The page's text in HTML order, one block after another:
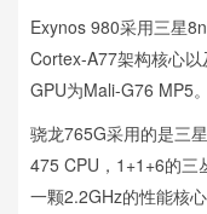
Exynos 980采用三星
Cortex-A77架构核心
GPU为Mali-G76 MP5。
骁龙765G采用的是三
475 CPU，1+1+6的三
一颗2.2GHz的性能核